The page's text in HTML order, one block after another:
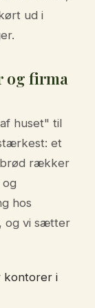
ud i
og firma
huset" til
et
brød rækker
og
hos
og vi sætter
kontorer i